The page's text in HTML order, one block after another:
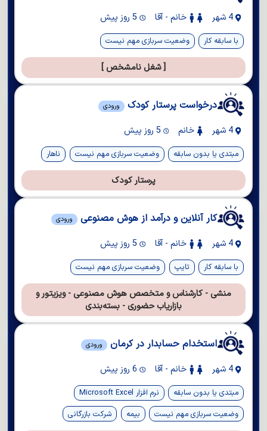
4 شهر خانم - آقا 5 روز پیش
با سابقه کار وضعیت سربازی مهم نیست
[ شغل نامشخص ]
درخواست پرستار کودک ورودی
4 شهر خانم 5 روز پیش
مبتدی یا بدون سابقه وضعیت سربازی مهم نیست ناهار
پرستار کودک
کار آنلاین و درآمد از هوش مصنوعی ورودی
4 شهر خانم - آقا 5 روز پیش
با سابقه کار تایپ وضعیت سربازی مهم نیست
منشی - کارشناس و متخصص هوش مصنوعی - ویزیتور و
بازاریاب حضوری - بسته‌بندی
استخدام حسابدار در کرمان ورودی
4 شهر خانم - آقا 6 روز پیش
مبتدی یا بدون سابقه
نرم افزار Microsoft Excel
وضعیت سربازی مهم نیست
بیمه شرکت بازرگانی